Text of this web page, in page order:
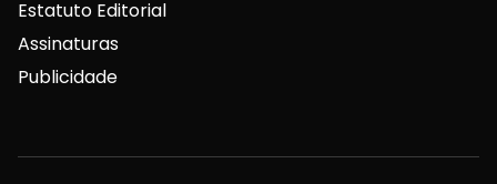
Estatuto Editorial
Assinaturas
Publicidade